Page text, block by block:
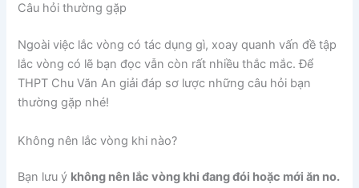
Câu hỏi thường gặp
Ngoài việc lắc vòng có tác dụng gì, xoay quanh vấn đề tập
lắc vòng có lẽ bạn đọc vẫn còn rất nhiều thắc mắc. Để
THPT Chu Văn An giải đáp sơ lược những câu hỏi bạn
thường gặp nhé!
Không nên lắc vòng khi nào?
Bạn lưu ý không nên lắc vòng khi đang đói hoặc mới ăn no.